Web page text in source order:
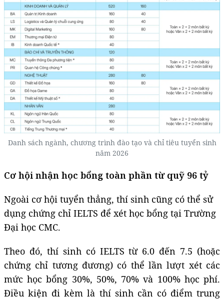
Danh sách ngành, chương trình đào tạo và chỉ tiêu tuyển sinh
năm 2026
Cơ hội nhận học bổng toàn phần từ quỹ 96 tỷ
Ngoài cơ hội tuyển thẳng, thí sinh cũng có thể sử
dụng chứng chỉ IELTS để xét học bổng tại Trường
Đại học CMC.
Theo đó, thí sinh có IELTS từ 6.0 đến 7.5 (hoặc
chứng chỉ tương đương) có thể lần lượt xét các
mức học bổng 30%, 50%, 70% và 100% học phí.
Điều kiện đi kèm là thí sinh cần có điểm trung